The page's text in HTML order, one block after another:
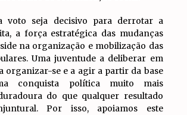
voto seja decisivo para derrotar a
a força estratégica das mudanças
na organização e mobilização das
Uma juventude a deliberar em
organizar-se e a agir a partir da base
conquista política muito mais
do que qualquer resultado
Por isso, apoiamos este